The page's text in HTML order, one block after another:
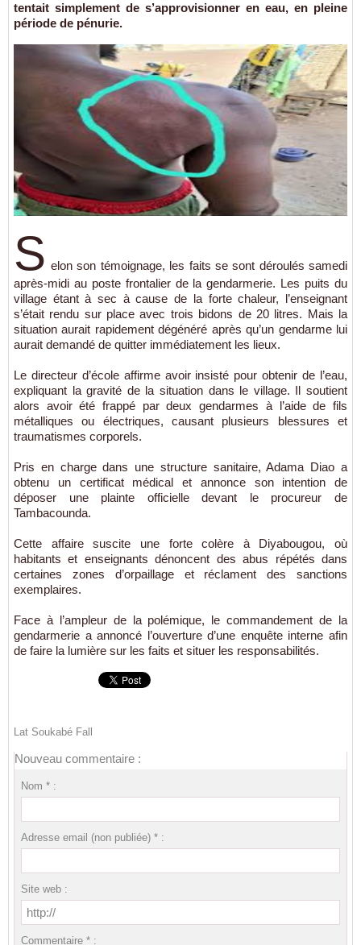
tentait simplement de s’approvisionner en eau, en pleine
période de pénurie.
S elon son témoignage, les faits se sont déroulés samedi
après-midi au poste frontalier de la gendarmerie. Les puits du
village étant à sec à cause de la forte chaleur, l’enseignant
s’était rendu sur place avec trois bidons de 20 litres. Mais la
situation aurait rapidement dégénéré après qu’un gendarme lui
aurait demandé de quitter immédiatement les lieux.
Le directeur d’école affirme avoir insisté pour obtenir de l’eau,
expliquant la gravité de la situation dans le village. Il soutient
alors avoir été frappé par deux gendarmes à l’aide de fils
métalliques ou électriques, causant plusieurs blessures et
traumatismes corporels.
Pris en charge dans une structure sanitaire, Adama Diao a
obtenu un certificat médical et annonce son intention de
déposer une plainte officielle devant le procureur de
Tambacounda.
Cette affaire suscite une forte colère à Diyabougou, où
habitants et enseignants dénoncent des abus répétés dans
certaines zones d’orpaillage et réclament des sanctions
exemplaires.
Face à l’ampleur de la polémique, le commandement de la
gendarmerie a annoncé l’ouverture d’une enquête interne afin
de faire la lumière sur les faits et situer les responsabilités.
Lat Soukabé Fall
Nouveau commentaire :
Nom * :
Adresse email (non publiée) * :
Site web :
Commentaire * :